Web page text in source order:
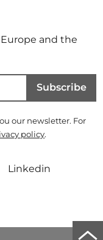
and the
Subscribe
our newsletter. For
policy.
Linkedin